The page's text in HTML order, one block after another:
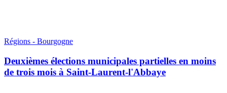
Régions - Bourgogne
Deuxièmes élections municipales partielles en moins
de trois mois à Saint-Laurent-l'Abbaye